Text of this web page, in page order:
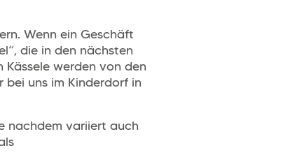
Wenn ein Geschäft
die in den nächsten
werden von den
bei uns im Kinderdorf in
nachdem variiert auch